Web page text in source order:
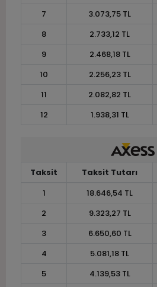
7
3.073,75 TL
8
2.733,12 TL
9
2.468,18 TL
10
2.256,23 TL
11
2.082,82 TL
12
1.938,31 TL
Taksit Taksit Tutarı
1
18.646,54 TL
2
9.323,27 TL
3
6.650,60 TL
4
5.081,18 TL
5
4.139,53 TL